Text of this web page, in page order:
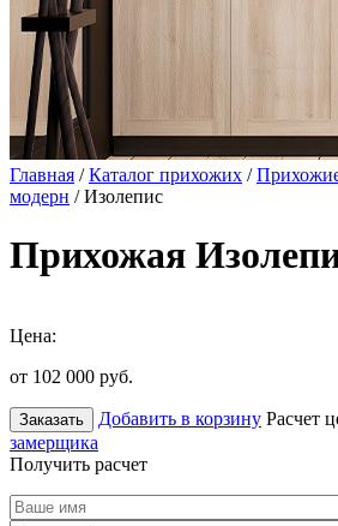
Главная /Каталог прихожих /
модерн / Изолепис
Прихожая
Цена:
от 102 000 руб.
Заказать Добавить в корзину Расчет
замерщика
Получить расчет